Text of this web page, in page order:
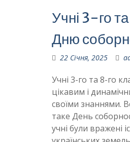
Учні 3-го
Дню
22 Січня, 2025
Учні 3-го та 8-го
цікавим і
своїми знаннями.
таке День
учні були вражені